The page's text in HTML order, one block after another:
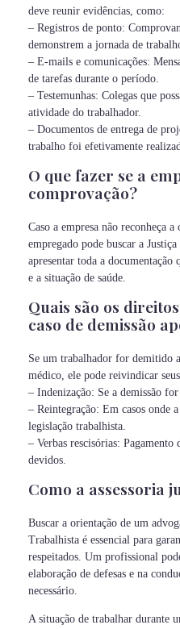
deve reunir evidências, como:
– Registros de ponto:
demonstrem a jornada de
– E-mails e comunicações:
de tarefas durante o período.
– Testemunhas: Colegas que
atividade do trabalhador.
– Documentos de entrega de
trabalho foi efetivamente
O que fazer se a
comprovação?
Caso a empresa não reconheça
empregado pode buscar a
apresentar toda a
e a situação de saúde.
Quais são os
caso de demissão
Se um trabalhador for demitido
médico, ele pode reivindicar
– Indenização: Se a demissão
– Reintegração: Em casos onde
legislação trabalhista.
– Verbas rescisórias:
devidos.
Como a assessoria
Buscar a orientação de um
Trabalhista é essencial para
respeitados. Um profissional
elaboração de defesas e na
necessário.
A situação de trabalhar durante